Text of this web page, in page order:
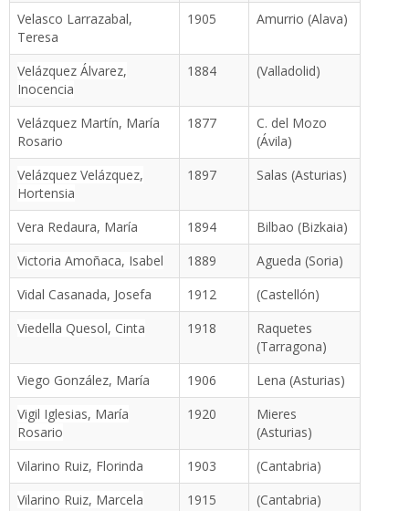
Velasco Larrazabal,
Teresa
1905 Amurrio (Alava)
Velázquez Álvarez,
Inocencia
1884 (Valladolid)
Velázquez Martín, María
Rosario
1877
C. del Mozo
(Ávila)
Velázquez Velázquez,
Hortensia
1897 Salas (Asturias)
Vera Redaura, María 1894
Bilbao (Bizkaia)
Victoria Amoñaca, Isabel
1889
Agueda (Soria)
Vidal Casanada, Josefa
1912
(Castellón)
Viedella Quesol, Cinta
1918
Raquetes
(Tarragona)
Viego González, María
1906
Lena (Asturias)
Vigil Iglesias, María
Rosario
1920
Mieres
(Asturias)
Vilarino Ruiz, Florinda
1903
(Cantabria)
Vilarino Ruiz, Marcela
1915
(Cantabria)